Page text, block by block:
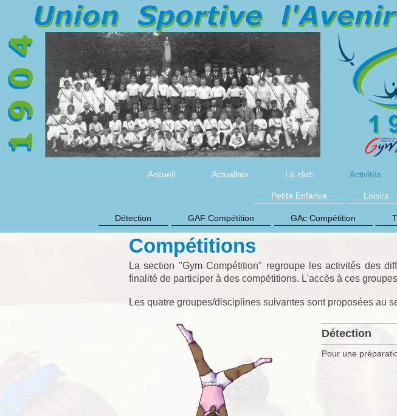
Accueil Actualités Le club Activités
Petite Enfance Loisirs
Détection GAF Compétition GAc Compétition
Compétitions
La section "Gym Compétition" regroupe les activités des
finalité de participer à des compétitions. L'accès à ces
Les quatre groupes/disciplines suivantes sont proposées au
Détection
Pour une